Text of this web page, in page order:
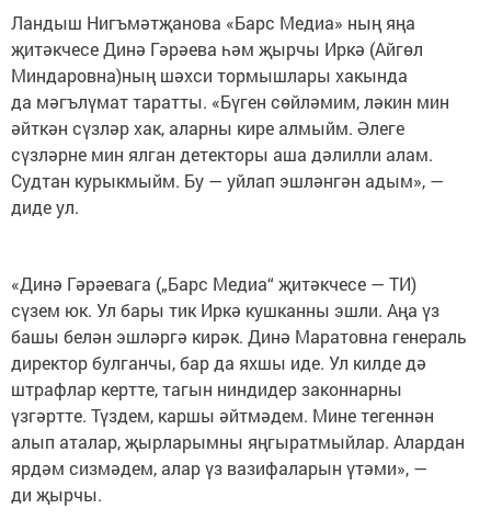
Ландыш Нигъмәтҗанова «Барс Медиа» ның яңа
җитәкчесе Динә Гәрәева һәм җырчы Иркә (Айгөл
Миндаровна)ның шәхси тормышлары хакында
да мәгълүмат таратты. «Бүген сөйләмим, ләкин мин
әйткән сүзләр хак, аларны кире алмыйм. Әлеге
сүзләрне мин ялган детекторы аша дәлилли алам.
Судтан курыкмыйм. Бу — уйлап эшләнгән адым», —
диде ул.
«Динә Гәрәевага („Барс Медиа“ җитәкчесе — ТИ)
сүзем юк. Ул бары тик Иркә кушканны эшли. Аңа үз
башы белән эшләргә кирәк. Динә Маратовна генераль
директор булганчы, бар да яхшы иде. Ул килде дә
штрафлар кертте, тагын ниндидер законнарны
үзгәртте. Түздем, каршы әйтмәдем. Мине тегеннән
алып аталар, җырларымны яңгыратмыйлар. Алардан
ярдәм сизмәдем, алар үз вазифаларын үтәми», —
ди җырчы.